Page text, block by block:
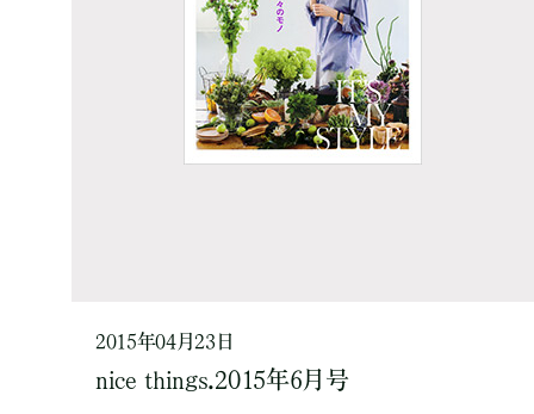
2015年04月23日
nice things.2015年6月号